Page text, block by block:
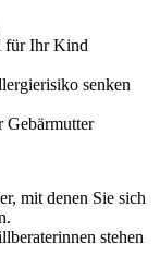
für Ihr Kind
senken
Gebärmutter
mit denen Sie sich
stehen